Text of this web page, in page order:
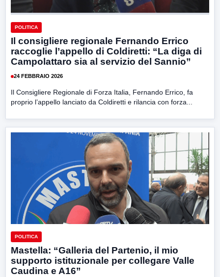
POLITICA
Il consigliere regionale Fernando Errico
raccoglie l’appello di Coldiretti: “La diga di
Campolattaro sia al servizio del Sannio”
24 FEBBRAIO 2026
Il Consigliere Regionale di Forza Italia, Fernando Errico, fa
proprio l’appello lanciato da Coldiretti e rilancia con forza...
POLITICA
Mastella: “Galleria del Partenio, il mio
supporto istituzionale per collegare Valle
Caudina e A16”